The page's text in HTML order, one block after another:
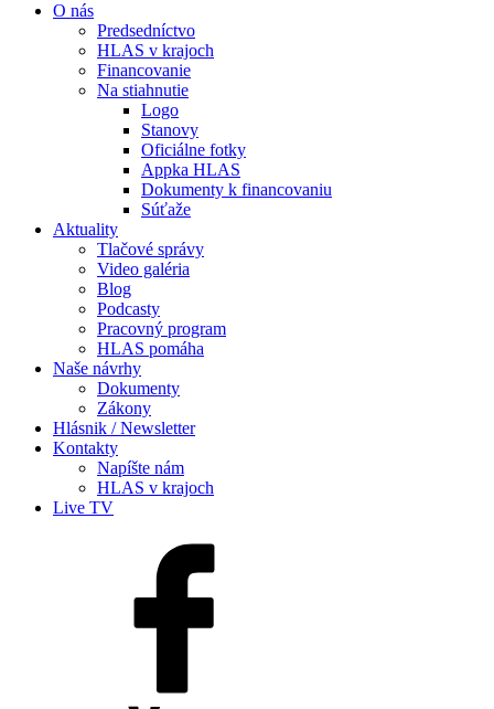
O nás
Predsedníctvo
HLAS v krajoch
Financovanie
Na stiahnutie
Logo
Stanovy
Oficiálne fotky
Appka HLAS
Dokumenty k financovaniu
Súťaže
Aktuality
Tlačové správy
Video galéria
Blog
Podcasty
Pracovný program
HLAS pomáha
Naše návrhy
Dokumenty
Zákony
Hlásnik / Newsletter
Kontakty
Napíšte nám
HLAS v krajoch
Live TV